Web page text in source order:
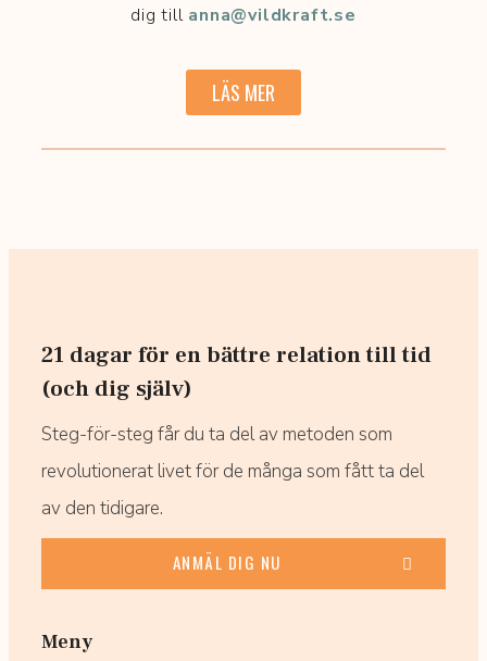
dig till anna@vildkraft.se
LÄS MER
21 dagar för en bättre relation till tid
(och dig själv)
Steg-för-steg får du ta del av metoden som
revolutionerat livet för de många som fått ta del
av den tidigare.
ANMÄL DIG NU
Meny